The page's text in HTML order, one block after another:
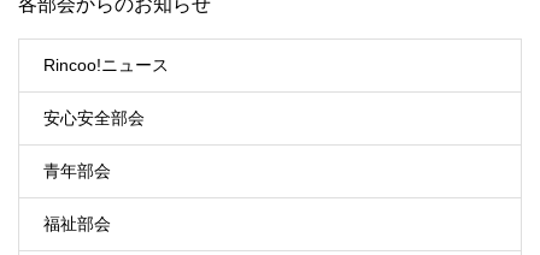
各部会からのお知らせ
Rincoo!ニュース
安心安全部会
青年部会
福祉部会